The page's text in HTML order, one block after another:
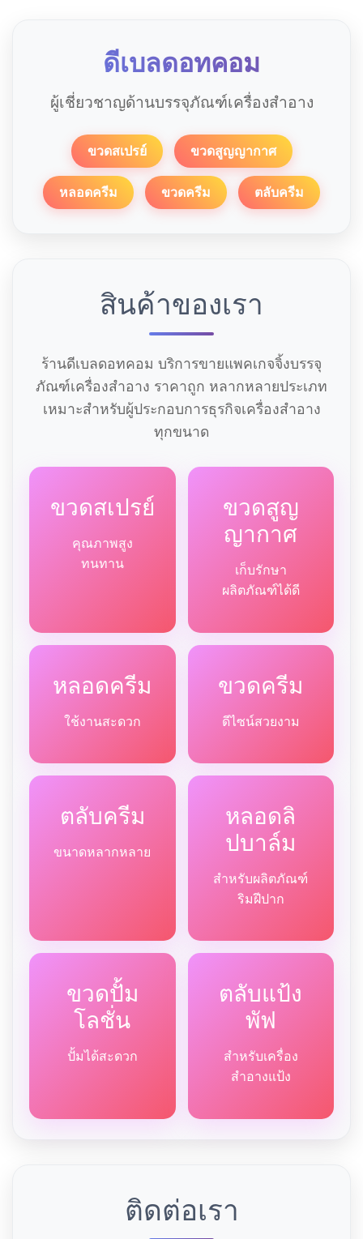
ดีเบลดอทคอม
ผู้เชี่ยวชาญด้านบรรจุภัณฑ์เครื่องสำอาง
ขวดสเปรย์ ขวดสูญญากาศ
หลอดครีม ขวดครีม ตลับครีม
สินค้าของเรา
ร้านดีเบลดอทคอม บริการขายแพคเกจจิ้งบรรจุ
ภัณฑ์เครื่องสำอาง ราคาถูก หลากหลายประเภท
เหมาะสำหรับผู้ประกอบการธุรกิจเครื่องสำอาง
ทุกขนาด
ขวดสเปรย์
คุณภาพสูง
ทนทาน
ขวดสูญ
ญากาศ
เก็บรักษา
ผลิตภัณฑ์ได้ดี
หลอดครีม
ใช้งานสะดวก
ขวดครีม
ดีไซน์สวยงาม
ตลับครีม
ขนาดหลากหลาย
หลอดลิ
ปบาล์ม
สำหรับผลิตภัณฑ์
ริมฝีปาก
ขวดปั้ม
โลชั่น
ปั้มได้สะดวก
ตลับแป้ง
พัฟ
สำหรับเครื่อง
สำอางแป้ง
ติดต่อเรา